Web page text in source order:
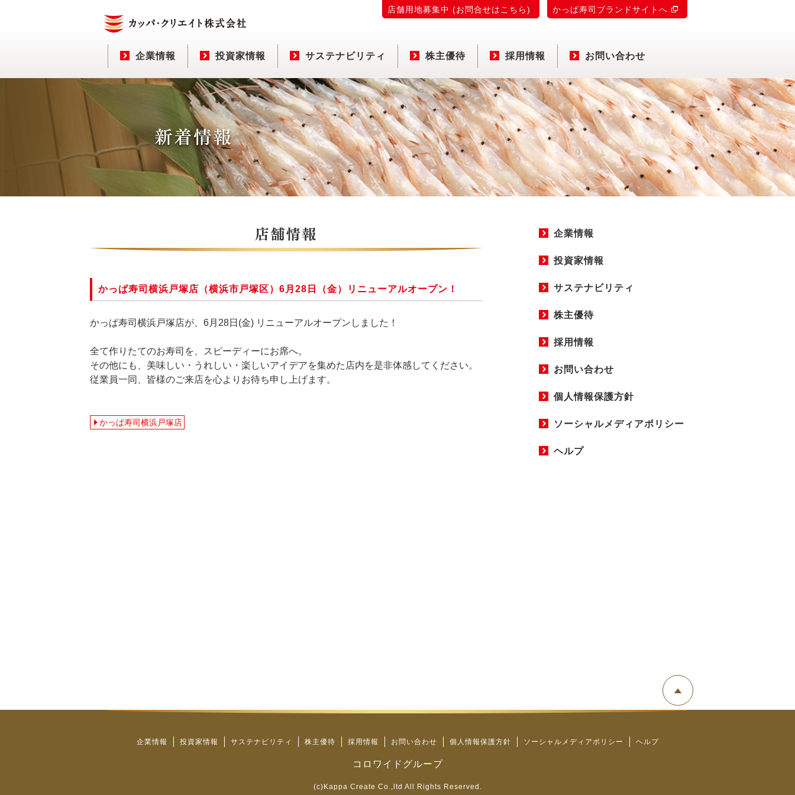
企業情報 投資家情報 サステナビリティ 株主優待 採用情報 お問い合わせ
店舗用地募集中 (お問合せはこちら) かっぱ寿司ブランドサイトへ
かっぱ寿司横浜戸塚店（横浜市戸塚区）6月28日（金）リニューアルオープン！
かっぱ寿司横浜戸塚店が、6月28日(金) リニューアルオープンしました！
全て作りたてのお寿司を、スピーディーにお席へ。
その他にも、美味しい・うれしい・楽しいアイデアを集めた店内を是非体感してください。
従業員一同、皆様のご来店を心よりお待ち申し上げます。
かっぱ寿司横浜戸塚店
企業情報
投資家情報
サステナビリティ
株主優待
採用情報
お問い合わせ
個人情報保護方針
ソーシャルメディアポリシー
ヘルプ
企業情報 投資家情報 サステナビリティ 株主優待 採用情報 お問い合わせ 個人情報保護方針 ソーシャルメディアポリシー ヘルプ
コロワイドグループ
(c)Kappa Create Co.,ltd All Rights Reserved.